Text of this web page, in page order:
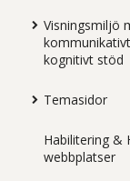
Visningsmiljö
kognitivt stöd
Temasidor
Habilitering &
webbplatser